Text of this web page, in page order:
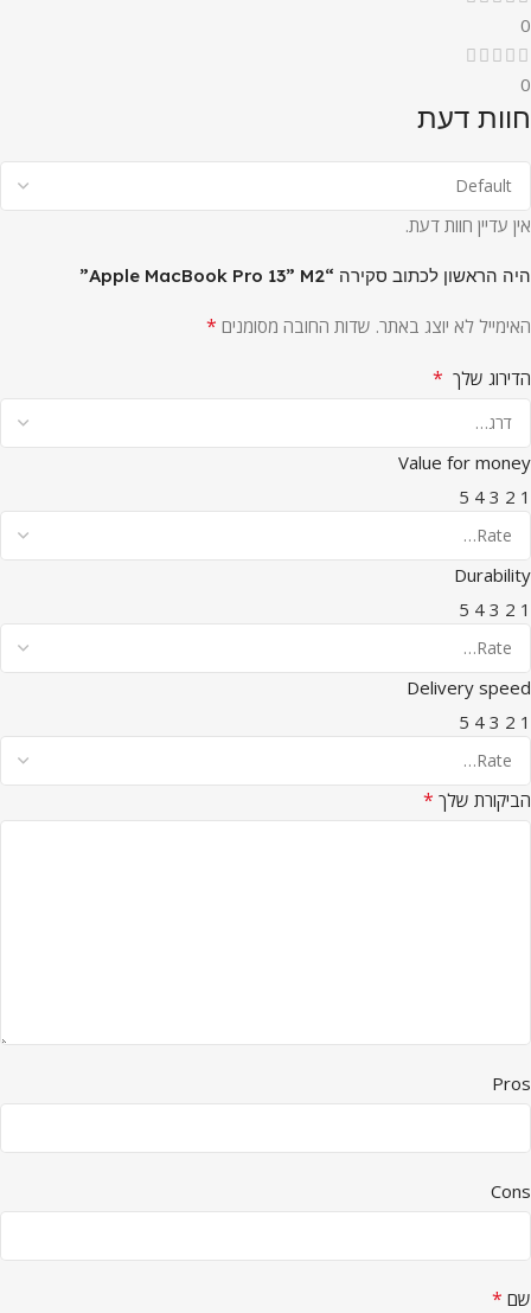
0
0
חוות דעת
אין עדיין חוות דעת.
היה הראשון לכתוב סקירה “Apple MacBook Pro 13” M2”
האימייל לא יוצג באתר. שדות החובה מסומנים *
הדירוג שלך *
Value for money
1
2
3
4
5
Durability
1
2
3
4
5
Delivery speed
1
2
3
4
5
הביקורת שלך *
Pros
Cons
שם *